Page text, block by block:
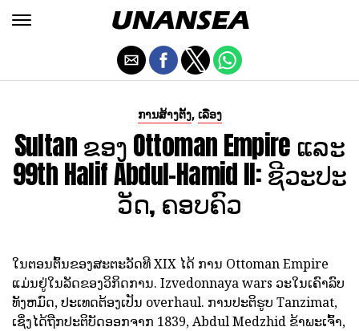
ການສ້າງຕັ້ງ, ເລື່ອງ
Sultan ຂອງ Ottoman Empire ແລະ
99th Halif Abdul-Hamid II: ຊີວະປະ
ວັດ, ຄອບຄົວ
ໃນຕອນຕົ້ນຂອງສະຕະວັດທີ XIX ໄດ້ ການ Ottoman Empire
ແມ່ນຢູ່ໃນລັດຂອງວິກິດການ. Izvedonnaya wars ວະໃນເຄົາລົບ
ທັງຫມົດ, ປະເທດຕ້ອງເປັນ overhaul. ການປະຕິຮູບ Tanzimat,
ເຊິ່ງໄດ້ຖືກປະຕິບັດອອກຈາກ 1839, Abdul Medzhid ຂ້າພະເຈົ້າ,